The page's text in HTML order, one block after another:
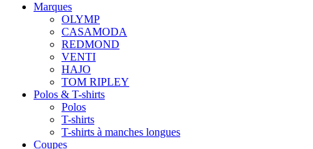
Marques
OLYMP
CASAMODA
REDMOND
VENTI
HAJO
TOM RIPLEY
Polos & T-shirts
Polos
T-shirts
T-shirts à manches longues
Coupes